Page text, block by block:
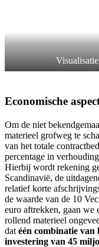
Economische
Om de niet
materieel grofweg te
van het totale
percentage in
Hierbij wordt rekening
Scandinavië, de
relatief korte
de waarde van de 10
euro aftrekken, gaan we
rollend materieel
dat één combinatie van
investering van 45